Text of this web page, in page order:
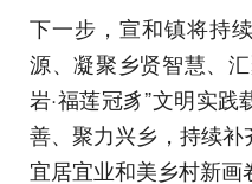
下一步，宣和镇将持
源、凝聚乡贤智慧、
岩·福莲冠豸”文明实
善、聚力兴乡，持续
宜居宜业和美乡村新画